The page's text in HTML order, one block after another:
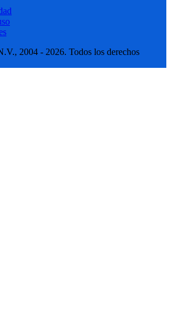
2004 - 2026. Todos los derechos